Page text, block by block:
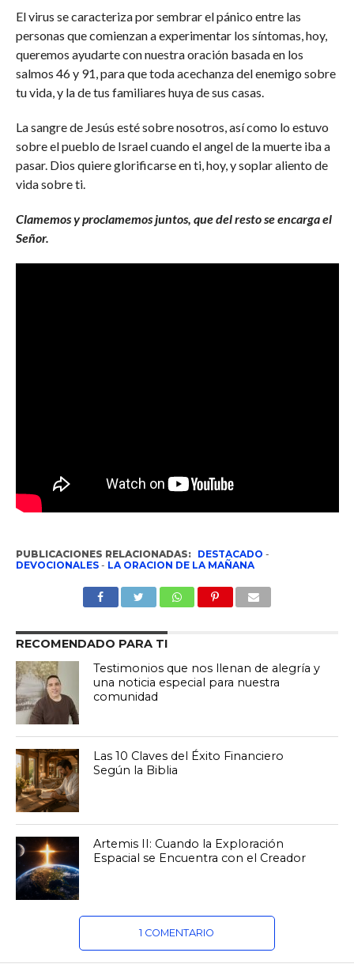
El virus se caracteriza por sembrar el pánico entre las
personas que comienzan a experimentar los síntomas, hoy,
queremos ayudarte con nuestra oración basada en los
salmos 46 y 91, para que toda acechanza del enemigo sobre
tu vida, y la de tus familiares huya de sus casas.
La sangre de Jesús esté sobre nosotros, así como lo estuvo
sobre el pueblo de Israel cuando el angel de la muerte iba a
pasar. Dios quiere glorificarse en ti, hoy, y soplar aliento de
vida sobre ti.
Clamemos y proclamemos juntos, que del resto se encarga el
Señor.
PUBLICACIONES RELACIONADAS: DESTACADO -
DEVOCIONALES- LA ORACION DE LA MAÑANA
RECOMENDADO PARA TI
Testimonios que nos llenan de alegría y
una noticia especial para nuestra
comunidad
Las 10 Claves del Éxito Financiero
Según la Biblia
Artemis II: Cuando la Exploración
Espacial se Encuentra con el Creador
1 COMENTARIO